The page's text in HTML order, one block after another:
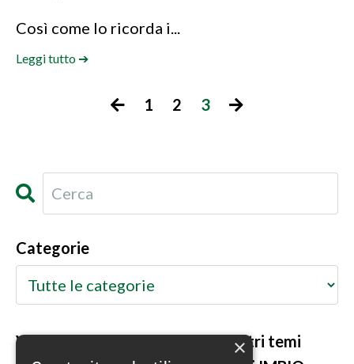
Così come lo ricorda i...
Leggi tutto ➔
1 2 3
Categorie
Vuoi degli approfondimenti su altri temi
×